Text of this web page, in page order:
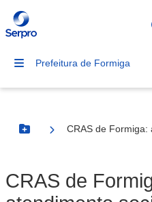
Prefeitura de Formiga
Botão Menu
CRAS de Formiga:
CRAS de